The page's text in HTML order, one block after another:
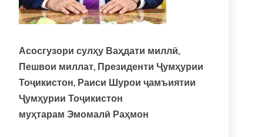
Асосгузори сулҳу Ваҳдати миллӣ,
Пешвои миллат, Президенти Ҷумҳурии
Тоҷикистон, Раиси Шурои ҷамъиятии
Ҷумҳурии Тоҷикистон
муҳтарам Эмомалӣ Раҳмон